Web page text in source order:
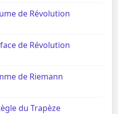
de Révolution
de Révolution
de Riemann
du Trapèze